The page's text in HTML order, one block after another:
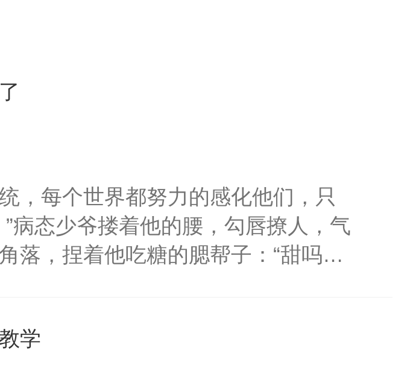
，每个世界都努力的感化他们，只
态少爷搂着他的腰，勾唇撩人，气
落，捏着他吃糖的腮帮子：“甜吗？
，撒糖专业户，不甜你顺着网线过
学